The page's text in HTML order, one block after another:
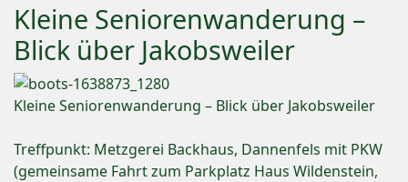
Kleine Seniorenwanderung –
Blick über Jakobsweiler
Kleine Seniorenwanderung – Blick über Jakobsweiler
Treffpunkt: Metzgerei Backhaus, Dannenfels mit PKW
(gemeinsame Fahrt zum Parkplatz Haus Wildenstein,